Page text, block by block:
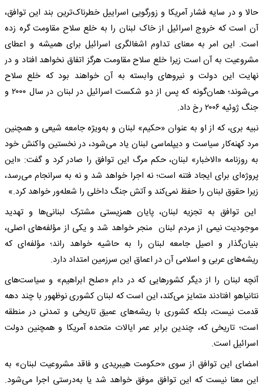
حالا و در سایه فشار آمریکا و زورگویی اسراییل خطرناک‌ترین بند این توافق،
آن است که خروج اسرائیل از خاک لبنان را به خلع سلاح مقاومت گره زده
است. این امر به معنای تداوم اشغالگری اسرائیل برای همیشه و اعطای
مشروعیت به آن است زیرا خلع سلاح مقاومت هرگز اتفاق نخواهد افتاد و در
نهایت این دولت و نیروهای وابسته به آن خواهند بود که خلع سلاح
می‌شوند؛ همان‌گونه که پس از دو شکست اسرائیل در لبنان در سال ۲۰۰۰ و
جنگ ژوئیه ۲۰۰۶ رخ داد.
نبیه بری، که از او به عنوان «حکیم» لبنان و به‌ویژه جامعه شیعی و همچنین
مرد کهنه‌کار سیاست و دیپلماسی لبنان یاد می‌شود، در نخستین واکنش خود
به روزنامه «الاخبار» لبنان، حکم مرگ این توافق را صادر کرد و گفت: «این
پروژه‌ای برای ایجاد فتنه است؛ نه اجرا خواهد شد و نه به سرانجام می‌رسد،
زیرا حقوق لبنان را حفظ نمی‌کند و آتش جنگ داخلی را شعله‌ور خواهد کرد.»
این توافق به تجزیه لبنان، پایان همزیستی مشترک لبنانی‌ها و تهدید
موجودیت نیمی از مردم لبنان منجر خواهد شد و یکی از مؤلفه‌های اصلی،
بنیان‌گذار و اصیل جامعه لبنان را به حاشیه خواهد راند؛ مؤلفه‌ای که
ریشه‌های عربی و اسلامی آن در اعماق این سرزمین امتداد دارد.
آنچه لبنان را از دیگر کشورهایی که در دام «صلح ابراهیم» و سیاست‌های
نتانیاهو افتادند متمایز می‌کند، این است که لبنان کشوری نوظهور با چند دهه
قدمت نیست، بلکه کشوری با ریشه‌های عمیق تاریخی و تمدنی در منطقه
است؛ تاریخی که، چندین برابر عمر ایالات متحده آمریکا و همچنین دولت
اسرائیل است.
امضای این توافق از سوی «حکومت هیبریدی و فاقد مشروعیت لبنان» به
این معنا نیست که این توافق موفق خواهد شد یا به‌درستی اجرا می‌شود.